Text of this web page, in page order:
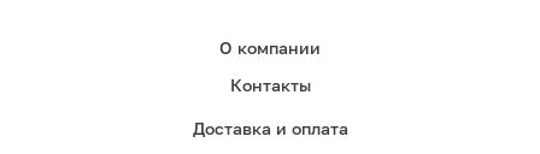
О компании
Контакты
Доставка и оплата